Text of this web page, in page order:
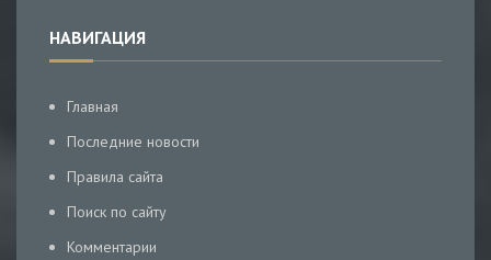
НАВИГАЦИЯ
Главная
Последние новости
Правила сайта
Поиск по сайту
Комментарии